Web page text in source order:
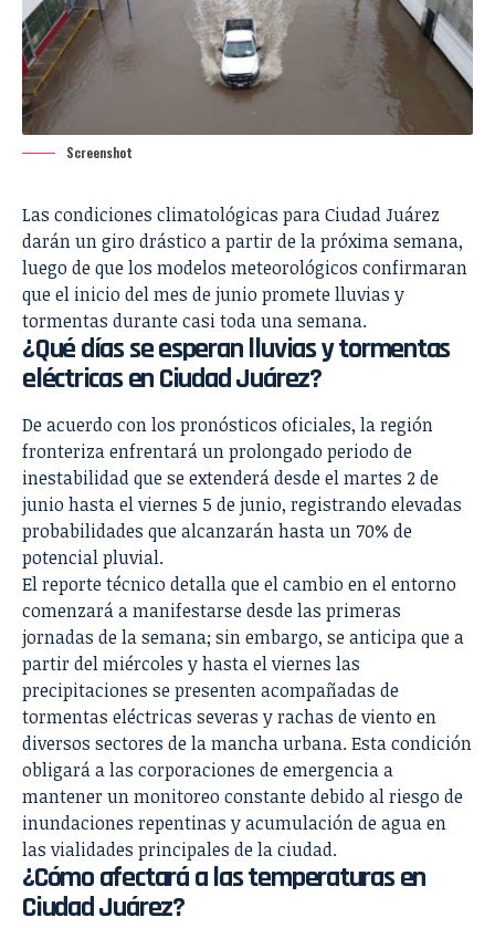
Screenshot
Las condiciones climatológicas para Ciudad Juárez
darán un giro drástico a partir de la próxima semana,
luego de que los modelos meteorológicos confirmaran
que el inicio del mes de junio promete lluvias y
tormentas durante casi toda una semana.
¿Qué días se esperan lluvias y tormentas
eléctricas en Ciudad Juárez?
De acuerdo con los pronósticos oficiales, la región
fronteriza enfrentará un prolongado periodo de
inestabilidad que se extenderá desde el martes 2 de
junio hasta el viernes 5 de junio, registrando elevadas
probabilidades que alcanzarán hasta un 70% de
potencial pluvial.
El reporte técnico detalla que el cambio en el entorno
comenzará a manifestarse desde las primeras
jornadas de la semana; sin embargo, se anticipa que a
partir del miércoles y hasta el viernes las
precipitaciones se presenten acompañadas de
tormentas eléctricas severas y rachas de viento en
diversos sectores de la mancha urbana. Esta condición
obligará a las corporaciones de emergencia a
mantener un monitoreo constante debido al riesgo de
inundaciones repentinas y acumulación de agua en
las vialidades principales de la ciudad.
¿Cómo afectará a las temperaturas en
Ciudad Juárez?